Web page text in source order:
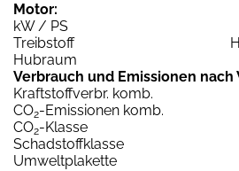
Motor:
kW / PS
Treibstoff
Hubraum
Verbrauch und Emissionen nach
Kraftstoffverbr. komb.
CO2-Emissionen komb.
CO2-Klasse
Schadstoffklasse
Umweltplakette